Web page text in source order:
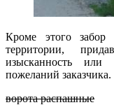
Кроме этого забор
территории,
изысканность или
пожеланий заказчика.
ворота распашные